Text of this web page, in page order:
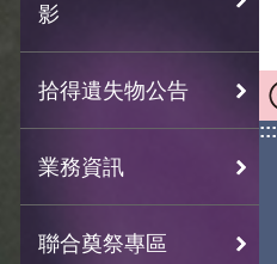
影
拾得遺失物公告
業務資訊
聯合奠祭專區
:::